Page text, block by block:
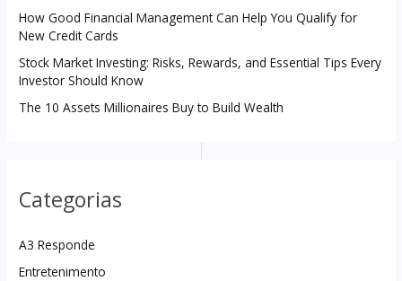
How Good Financial Management Can Help You Qualify for
New Credit Cards
Stock Market Investing: Risks, Rewards, and Essential Tips Every
Investor Should Know
The 10 Assets Millionaires Buy to Build Wealth
Categorias
A3 Responde
Entretenimento